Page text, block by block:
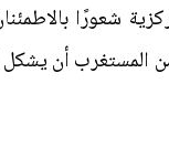
البنوك المركزية شعورًا
المستغرب أن يشكل